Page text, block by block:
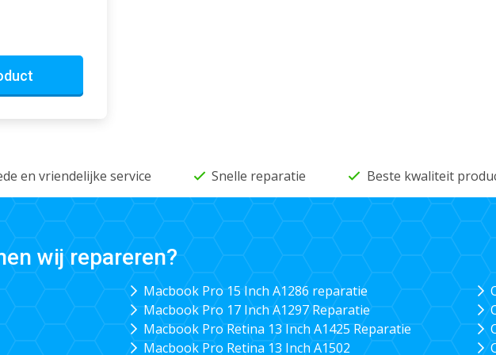
en vriendelijke service Snelle reparatie Beste kwaliteit
wij repareren?
Macbook Pro 15 Inch A1286 reparatie
Macbook Pro 17 Inch A1297 Reparatie
Macbook Pro Retina 13 Inch A1425 Reparatie
Macbook Pro Retina 13 Inch A1502